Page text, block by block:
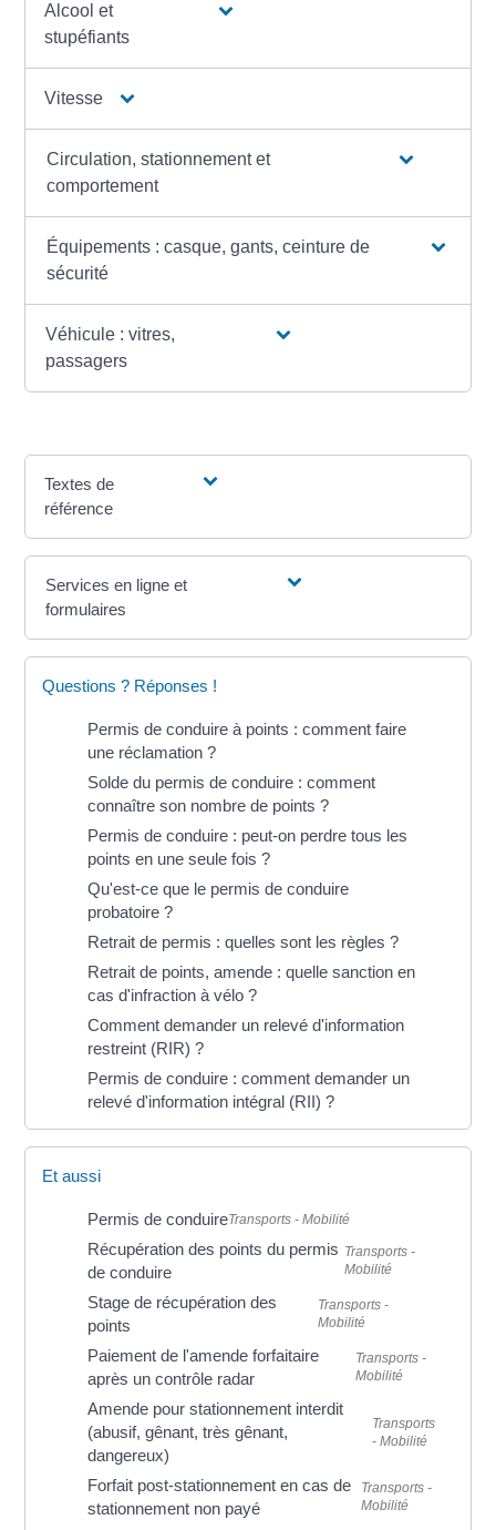
Alcool et
stupéfiants
Vitesse
Circulation, stationnement et
comportement
Équipements : casque, gants, ceinture de
sécurité
Véhicule : vitres,
passagers
Textes de
référence
Services en ligne et
formulaires
Questions ? Réponses !
Permis de conduire à points : comment faire
une réclamation ?
Solde du permis de conduire : comment
connaître son nombre de points ?
Permis de conduire : peut-on perdre tous les
points en une seule fois ?
Qu'est-ce que le permis de conduire
probatoire ?
Retrait de permis : quelles sont les règles ?
Retrait de points, amende : quelle sanction en
cas d'infraction à vélo ?
Comment demander un relevé d'information
restreint (RIR) ?
Permis de conduire : comment demander un
relevé d'information intégral (RII) ?
Et aussi
Permis de conduireTransports - Mobilité
Récupération des points du permis
de conduire
Transports -
Mobilité
Stage de récupération des
points
Transports -
Mobilité
Paiement de l'amende forfaitaire
après un contrôle radar
Transports -
Mobilité
Amende pour stationnement interdit
(abusif, gênant, très gênant,
dangereux)
Transports
- Mobilité
Forfait post-stationnement en cas de
stationnement non payé
Transports -
Mobilité